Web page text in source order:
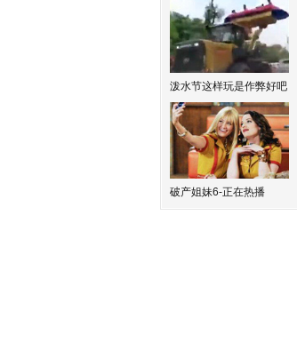
泼水节这样玩是作弊好吧
破产姐妹6-正在热播